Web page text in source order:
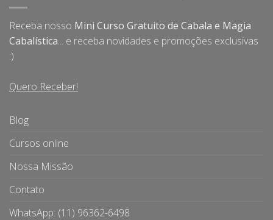
Receba nosso Mini Curso Gratuito de Cabala e Magia
Cabalística... e receba novidades e promoções exclusivas
:)
Quero Receber!
Blog
Cursos online
Nossa Missão
Contato
WhatsApp: (11) 96362-6498